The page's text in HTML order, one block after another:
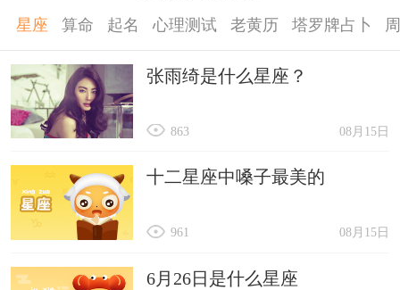
星座 算命 起名 心理测试 老黄历 塔罗牌占卜
张雨绮是什么星座？
08月15日
863
十二星座中嗓子最美的
08月15日
961
6月26日是什么星座